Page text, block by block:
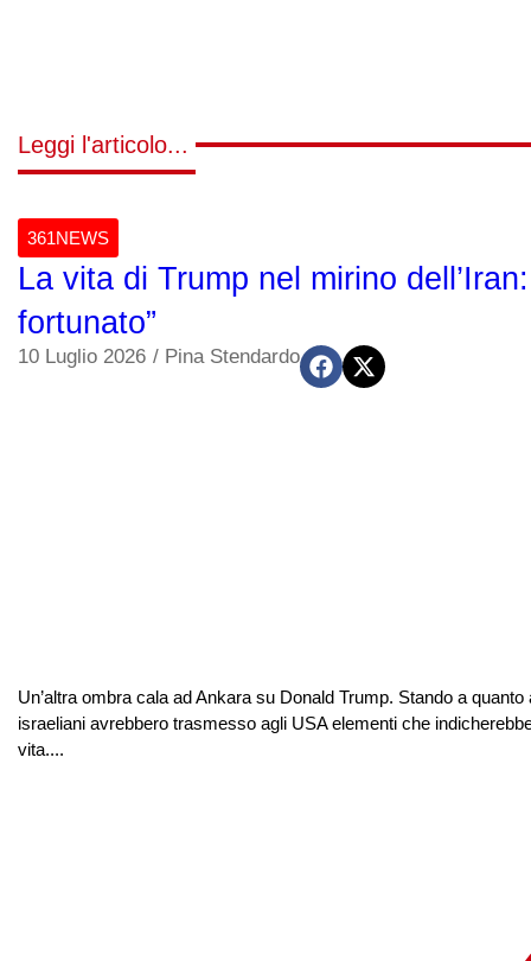
Leggi l'articolo...
361NEWS
La vita di Trump nel mirino
fortunato”
10 Luglio 2026 / Pina Stendardo
Un’altra ombra cala ad Ankara su Donald Trump. Stando a
israeliani avrebbero trasmesso agli USA elementi che
vita....